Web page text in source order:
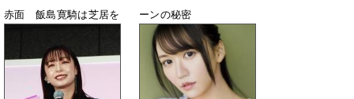
赤面 飯島寛騎は芝居を
2月26日 08時14分
ーンの秘密
2月25日 22時49分